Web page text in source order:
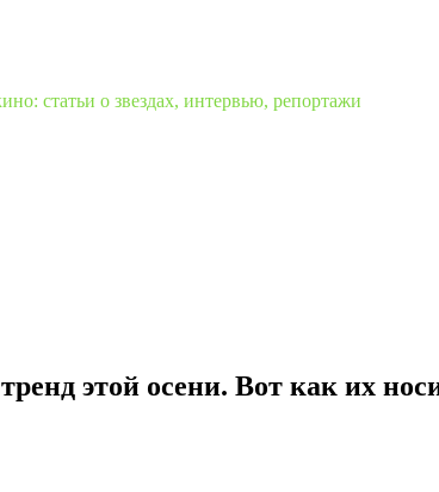
статьи о звездах, интервью, репортажи
этой осени. Вот как их